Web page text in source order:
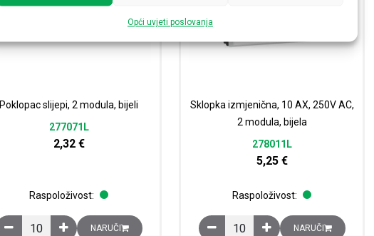
Opći uvjeti poslovanja
Poklopac slijepi, 2 modula, bijeli
277071L
2,32 €
Raspoloživost:
Poklopac slijepi, 2 modula, bijeli količina
NARUČI
Sklopka izmjenična, 10 AX, 250V AC,
2 modula, bijela
278011L
5,25 €
Raspoloživost:
Sklopka izmjenična, 10 AX, 250V
NARUČI